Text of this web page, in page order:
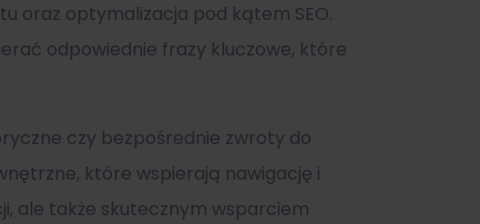
oraz optymalizacja pod kątem SEO.
odpowiednie frazy kluczowe, które
czy bezpośrednie zwroty do
które wspierają nawigację i
ale także skutecznym wsparciem